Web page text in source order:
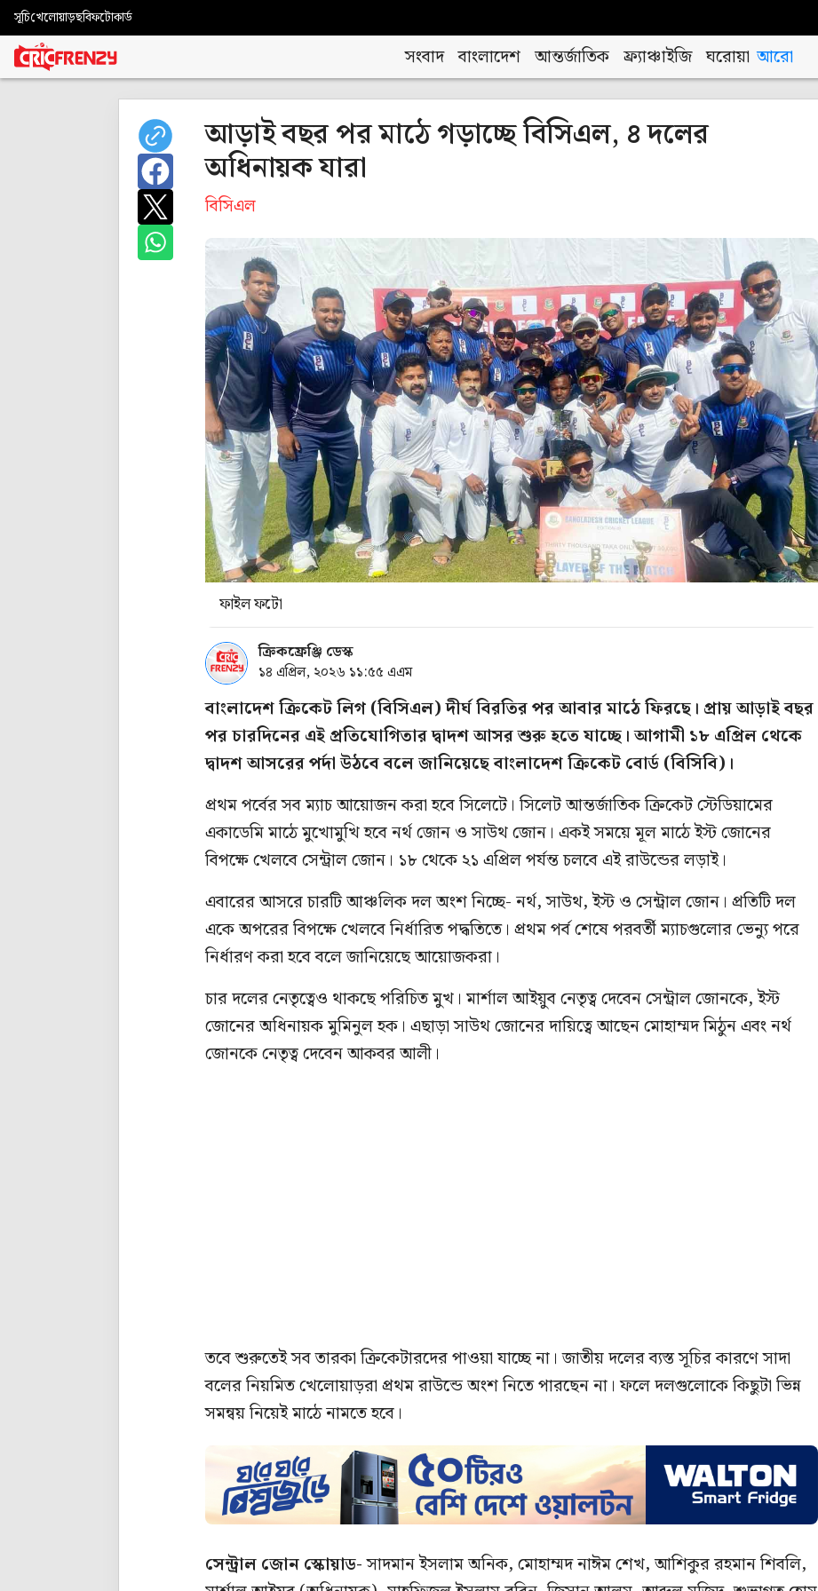
সূচিখেলোয়াড়ছবিফটোকার্ড
সংবাদ বাংলাদেশ আন্তর্জাতিক ফ্র্যাঞ্চাইজি ঘরোয়া আরো
আড়াই বছর পর মাঠে গড়াচ্ছে বিসিএল, ৪ দলের
অধিনায়ক যারা
বিসিএল
ফাইল ফটো
ক্রিকফ্রেঞ্জি ডেস্ক
১৪ এপ্রিল, ২০২৬ ১১:৫৫ এএম
বাংলাদেশ ক্রিকেট লিগ (বিসিএল) দীর্ঘ বিরতির পর আবার মাঠে ফিরছে। প্রায় আড়াই বছর
পর চারদিনের এই প্রতিযোগিতার দ্বাদশ আসর শুরু হতে যাচ্ছে। আগামী ১৮ এপ্রিল থেকে
দ্বাদশ আসরের পর্দা উঠবে বলে জানিয়েছে বাংলাদেশ ক্রিকেট বোর্ড (বিসিবি)।
প্রথম পর্বের সব ম্যাচ আয়োজন করা হবে সিলেটে। সিলেট আন্তর্জাতিক ক্রিকেট স্টেডিয়ামের
একাডেমি মাঠে মুখোমুখি হবে নর্থ জোন ও সাউথ জোন। একই সময়ে মূল মাঠে ইস্ট জোনের
বিপক্ষে খেলবে সেন্ট্রাল জোন। ১৮ থেকে ২১ এপ্রিল পর্যন্ত চলবে এই রাউন্ডের লড়াই।
এবারের আসরে চারটি আঞ্চলিক দল অংশ নিচ্ছে- নর্থ, সাউথ, ইস্ট ও সেন্ট্রাল জোন। প্রতিটি দল
একে অপরের বিপক্ষে খেলবে নির্ধারিত পদ্ধতিতে। প্রথম পর্ব শেষে পরবর্তী ম্যাচগুলোর ভেন্যু পরে
নির্ধারণ করা হবে বলে জানিয়েছে আয়োজকরা।
চার দলের নেতৃত্বেও থাকছে পরিচিত মুখ। মার্শাল আইয়ুব নেতৃত্ব দেবেন সেন্ট্রাল জোনকে, ইস্ট
জোনের অধিনায়ক মুমিনুল হক। এছাড়া সাউথ জোনের দায়িত্বে আছেন মোহাম্মদ মিঠুন এবং নর্থ
জোনকে নেতৃত্ব দেবেন আকবর আলী।
তবে শুরুতেই সব তারকা ক্রিকেটারদের পাওয়া যাচ্ছে না। জাতীয় দলের ব্যস্ত সূচির কারণে সাদা
বলের নিয়মিত খেলোয়াড়রা প্রথম রাউন্ডে অংশ নিতে পারছেন না। ফলে দলগুলোকে কিছুটা ভিন্ন
সমন্বয় নিয়েই মাঠে নামতে হবে।
সেন্ট্রাল জোন স্কোয়াড-সাদমান ইসলাম অনিক, মোহাম্মদ নাঈম শেখ, আশিকুর রহমান শিবলি,